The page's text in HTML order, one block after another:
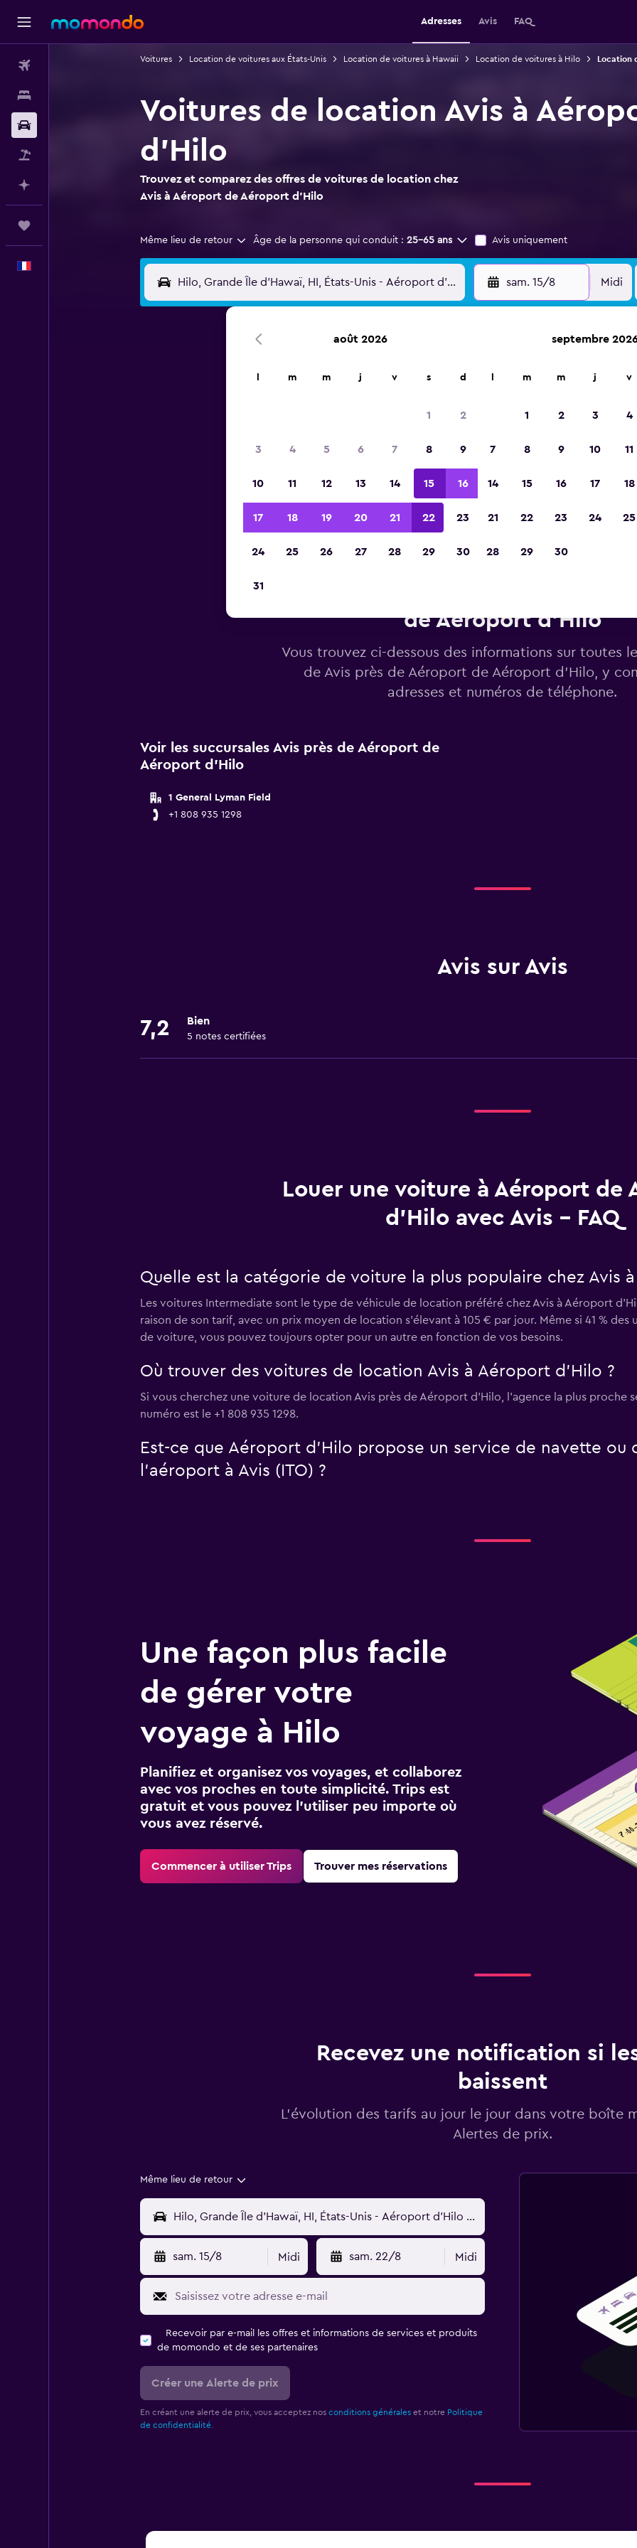
Adresses Avis FAQ
Voitures Location de voitures aux États-Unis Location de voitures à Hawaii Location de voitures à Hilo Location
Voitures de location Avis à
d'Hilo
Trouvez et comparez des offres de voitures de location chez
Avis à Aéroport de Aéroport d'Hilo
Même lieu de retour Âge de la personne qui conduit : 25-65 ans Avis uniquement
sam. 15/8 Midi
2023
de Aéroport d'Hilo
Vous trouvez ci-dessous des informations sur toutes
de Avis près de Aéroport de Aéroport d'Hilo, y
adresses et numéros de téléphone.
Voir les succursales Avis près de Aéroport de
Aéroport d'Hilo
1 General Lyman Field
+1 808 935 1298
Avis sur Avis
7,2 Bien
5 notes certifiées
Louer une voiture à Aéroport de
d'Hilo avec Avis - FAQ
Quelle est la catégorie de voiture la plus populaire chez Avis
Les voitures Intermediate sont le type de véhicule de location préféré chez Avis à Aéroport
raison de son tarif, avec un prix moyen de location s'élevant à 105 € par jour. Même si 41 %
de voiture, vous pouvez toujours opter pour un autre en fonction de vos besoins.
Où trouver des voitures de location Avis à Aéroport d'Hilo ?
Si vous cherchez une voiture de location Avis près de Aéroport d'Hilo, l’agence la plus proche
numéro est le +1 808 935 1298.
Est-ce que Aéroport d'Hilo propose un service de navette ou
l’aéroport à Avis (ITO) ?
Une façon plus facile
de gérer votre
voyage à Hilo
Planifiez et organisez vos voyages, et collaborez
avec vos proches en toute simplicité. Trips est
gratuit et vous pouvez l’utiliser peu importe où
vous avez réservé.
Commencer à utiliser Trips Trouver mes réservations
Recevez une notification si
baissent
L’évolution des tarifs au jour le jour dans votre boîte
Alertes de prix.
Même lieu de retour
sam. 15/8 Midi sam. 22/8 Midi
Recevoir par e-mail les offres et informations de services et produits
de momondo et de ses partenaires
Créer une Alerte de prix
En créant une alerte de prix, vous acceptez nos conditions généraleset notre Politique
de confidentialité.
août 2026
m m j v s d
1 2
3 4 5 6 7 8 9
10 11 12 13 14 15 16
17 18 19 20 21 22 23
24 25 26 27 28 29 30
31
septembre
m m j v
1 2 3 4
7 8 9 10 11
14 15 16 17 18
21 22 23 24 25
28 29 30